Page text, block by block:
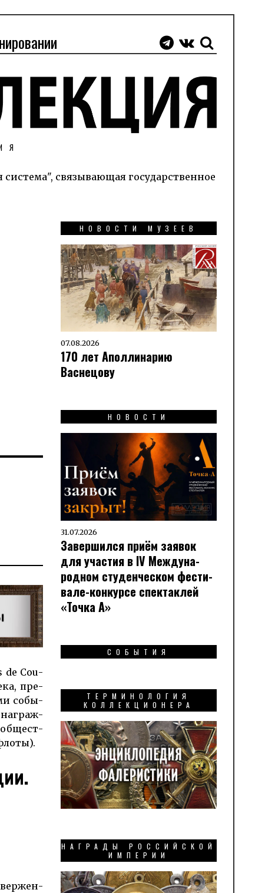
связывающая государственное
de Cou­
пре­
со­бы­
награж­
обще­ст­
НОВОСТИ МУЗЕЕВ
07.08.2026
170 лет Аполлинарию
Васнецову
НОВОСТИ
31.07.2026
Завершился приём заявок
для участия в IV Меж­ду­на­
род­ном сту­ден­чес­ком фес­ти­
вале-кон­кур­се спек­таклей
«Точка А»
СОБЫТИЯ
ТЕРМИНОЛОГИЯ
КОЛЛЕКЦИОНЕРА
НАГРАДЫ РОССИЙСКОЙ
ИМПЕРИИ